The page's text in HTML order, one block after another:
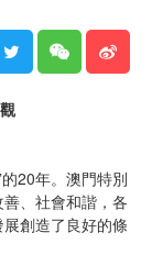
20年。澳門特別
、社會和諧，各
創造了良好的條